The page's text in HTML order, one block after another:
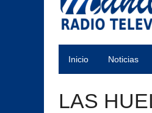
Inicio Noticias
LAS